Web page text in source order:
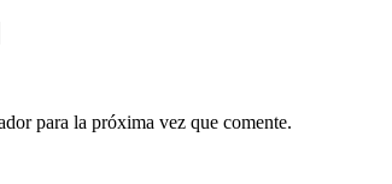
para la próxima vez que comente.